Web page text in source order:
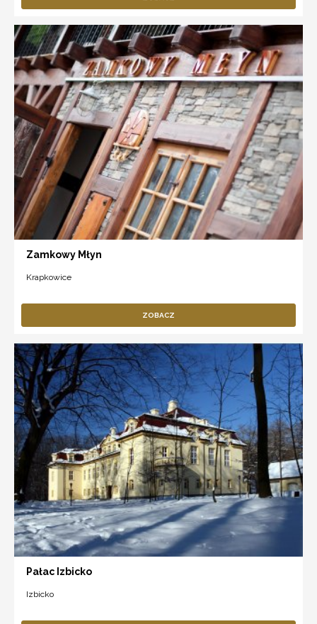
Zamkowy Młyn
Krapkowice
ZOBACZ
Pałac Izbicko
Izbicko